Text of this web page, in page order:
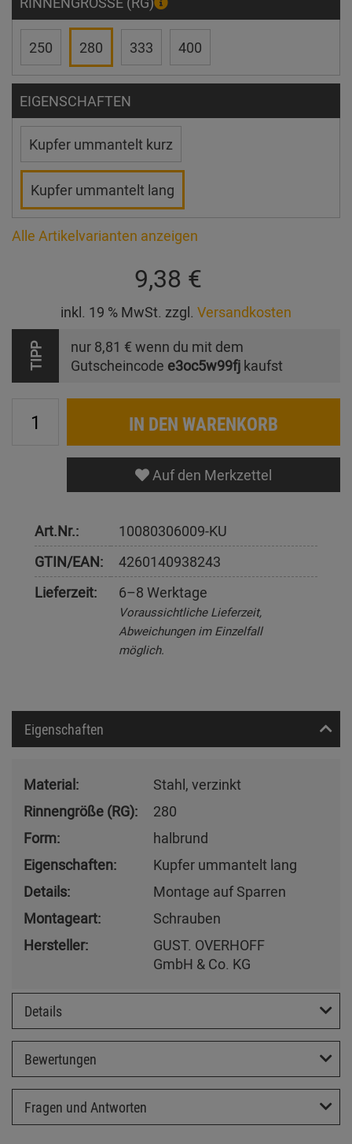
250 280 333 400
EIGENSCHAFTEN
Kupfer ummantelt kurz
Kupfer ummantelt lang
Alle Artikelvarianten anzeigen
9,38 €
inkl. 19 % MwSt. zzgl. Versandkosten
TIPP nur 8,81 € wenn du mit dem
Gutscheincode e3oc5w99fj kaufst
IN DEN WARENKORB
Auf den Merkzettel
Art.Nr.:
10080306009-KU
GTIN/EAN:
4260140938243
Lieferzeit:
6–8 Werktage
Voraussichtliche Lieferzeit,
Abweichungen im Einzelfall
möglich.
Eigenschaften
Material:
Stahl, verzinkt
Rinnengröße (RG):
280
Form:
halbrund
Eigenschaften:
Kupfer ummantelt lang
Details:
Montage auf Sparren
Montageart:
Schrauben
Hersteller:
GUST. OVERHOFF
GmbH & Co. KG
Details
Bewertungen
Fragen und Antworten